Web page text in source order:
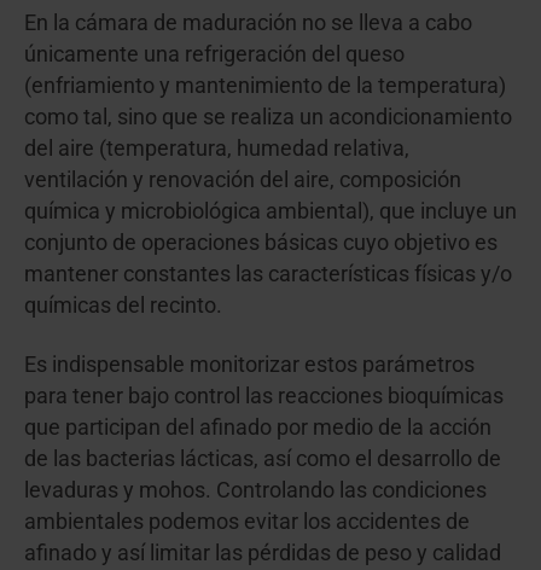
En la cámara de maduración no se lleva a cabo
únicamente una refrigeración del queso
(enfriamiento y mantenimiento de la temperatura)
como tal, sino que se realiza un acondicionamiento
del aire (temperatura, humedad relativa,
ventilación y renovación del aire, composición
química y microbiológica ambiental), que incluye un
conjunto de operaciones básicas cuyo objetivo es
mantener constantes las características físicas y/o
químicas del recinto.
Es indispensable monitorizar estos parámetros
para tener bajo control las reacciones bioquímicas
que participan del afinado por medio de la acción
de las bacterias lácticas, así como el desarrollo de
levaduras y mohos. Controlando las condiciones
ambientales podemos evitar los accidentes de
afinado y así limitar las pérdidas de peso y calidad